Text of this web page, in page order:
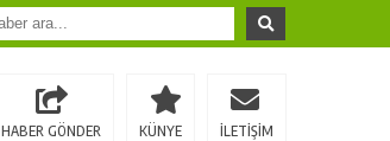
HABER GÖNDER KÜNYE İLETİŞİM